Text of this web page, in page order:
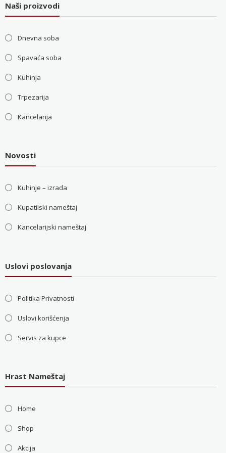
Naši proizvodi
Dnevna soba
Spavaća soba
Kuhinja
Trpezarija
Kancelarija
Novosti
Kuhinje – izrada
Kupatilski nameštaj
Kancelarijski nameštaj
Uslovi poslovanja
Politika Privatnosti
Uslovi korišćenja
Servis za kupce
Hrast Nameštaj
Home
Shop
Akcija